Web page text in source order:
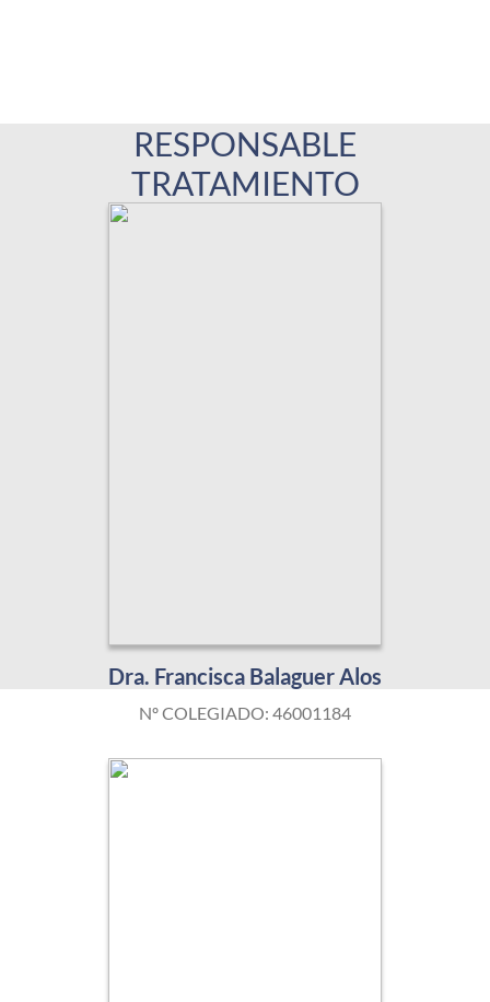
RESPONSABLE
TRATAMIENTO
Dra. Francisca Balaguer Alos
Nº COLEGIADO: 46001184